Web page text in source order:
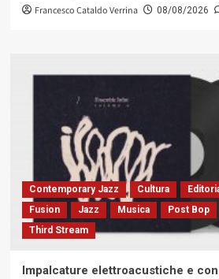
Francesco Cataldo Verrina 08/08/2026
Contemporary Jazz Cultura
Fusion
Jazz Musica Post Bop
Third Stream
Impalcature elettroacustiche e